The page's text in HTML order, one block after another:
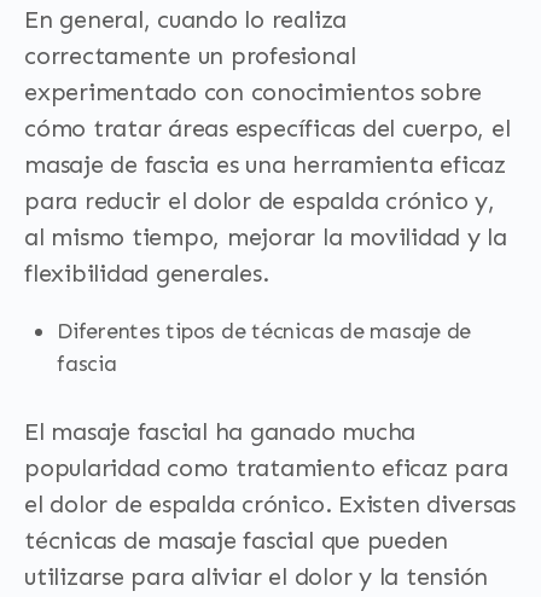
En general, cuando lo realiza
correctamente un profesional
experimentado con conocimientos sobre
cómo tratar áreas específicas del cuerpo, el
masaje de fascia es una herramienta eficaz
para reducir el dolor de espalda crónico y,
al mismo tiempo, mejorar la movilidad y la
flexibilidad generales.
Diferentes tipos de técnicas de masaje de
fascia
El masaje fascial ha ganado mucha
popularidad como tratamiento eficaz para
el dolor de espalda crónico. Existen diversas
técnicas de masaje fascial que pueden
utilizarse para aliviar el dolor y la tensión